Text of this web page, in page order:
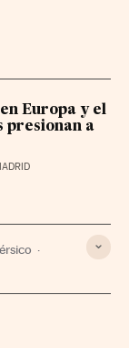
Europa y el
presionan a